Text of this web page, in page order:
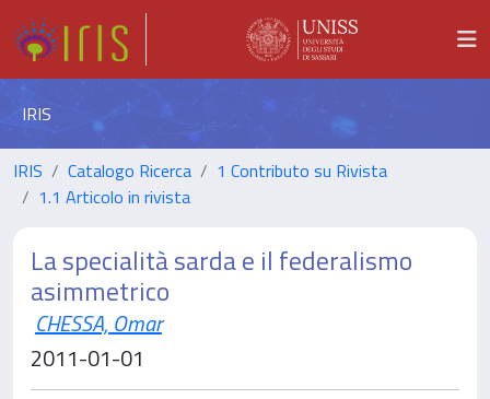
IRIS
IRIS Catalogo Ricerca
1 Contributo su Rivista
1.1 Articolo in rivista
La specialità sarda e il federalismo
asimmetrico
CHESSA, Omar
2011-01-01